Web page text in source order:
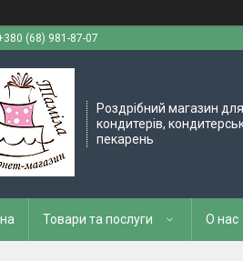
(68) 981-87-07
Роздрібний магазин для
кондитерів,
пекарень
Товари та послуги О нас